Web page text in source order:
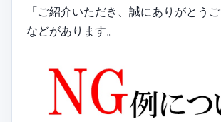
「ご紹介いただき、誠にありがとうご
などがあります。